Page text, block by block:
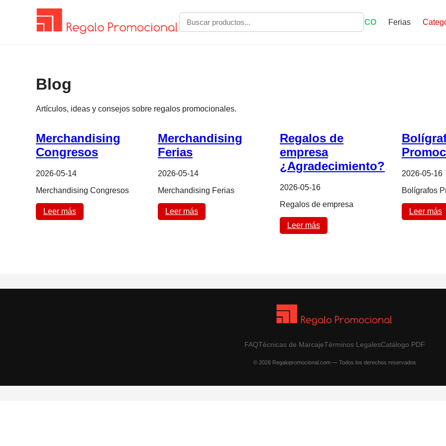
ECO Ferias
Blog
Artículos, ideas y consejos sobre regalos promocionales.
Merchandising
Congresos
2026-05-14
Merchandising Congresos
Leer más
Merchandising
Ferias
2026-05-14
Merchandising Ferias
Leer más
Regalos de
empresa
¿Agradecimiento?
2026-05-16
Regalos de empresa
Leer más
2026-05-16
Bolígrafos
Leer más
FAQTécnicas de MarcajeTérminos LegalesCatálogo PDF
© 2026 Regalopromocional.com — Todos los derechos reservados